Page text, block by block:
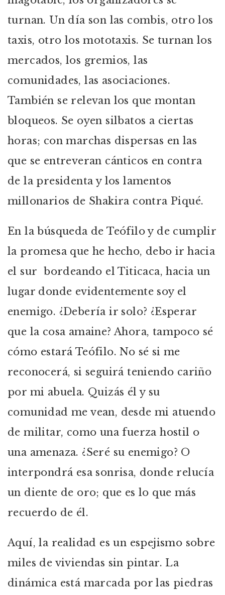
turnan. Un día son las combis, otro los
taxis, otro los mototaxis. Se turnan los
mercados, los gremios, las
comunidades, las asociaciones.
También se relevan los que montan
bloqueos. Se oyen silbatos a ciertas
horas; con marchas dispersas en las
que se entreveran cánticos en contra
de la presidenta y los lamentos
millonarios de Shakira contra Piqué.
En la búsqueda de Teófilo y de cumplir
la promesa que he hecho, debo ir hacia
el sur bordeando el Titicaca, hacia un
lugar donde evidentemente soy el
enemigo. ¿Debería ir solo? ¿Esperar
que la cosa amaine? Ahora, tampoco sé
cómo estará Teófilo. No sé si me
reconocerá, si seguirá teniendo cariño
por mi abuela. Quizás él y su
comunidad me vean, desde mi atuendo
de militar, como una fuerza hostil o
una amenaza. ¿Seré su enemigo? O
interpondrá esa sonrisa, donde relucía
un diente de oro; que es lo que más
recuerdo de él.
Aquí, la realidad es un espejismo sobre
miles de viviendas sin pintar. La
dinámica está marcada por las piedras